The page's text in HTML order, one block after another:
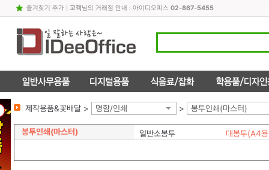
즐겨찾기 추가| 고객님의 거래점 안내 : 아이디오피스 02-867-5455
제작용품&꽃배달 > 명함/인쇄 > 봉투인쇄(마스터)
봉투인쇄(마스터) 일반소봉투 대봉투(A4